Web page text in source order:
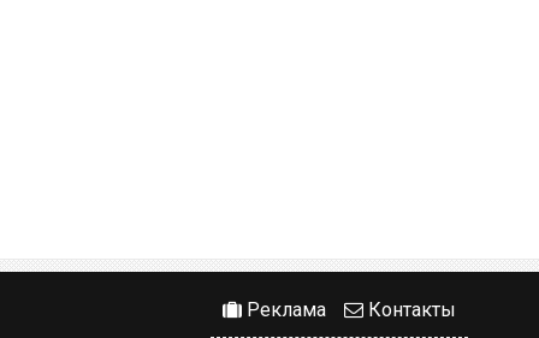
Реклама Контакты